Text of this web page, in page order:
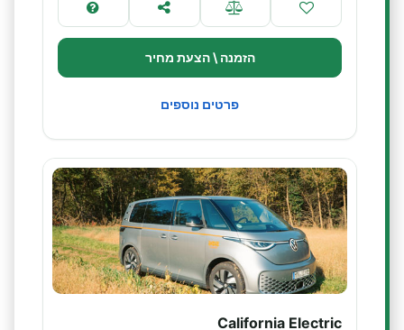
הזמנה \ הצעת מחיר
פרטים נוספים
California Electric